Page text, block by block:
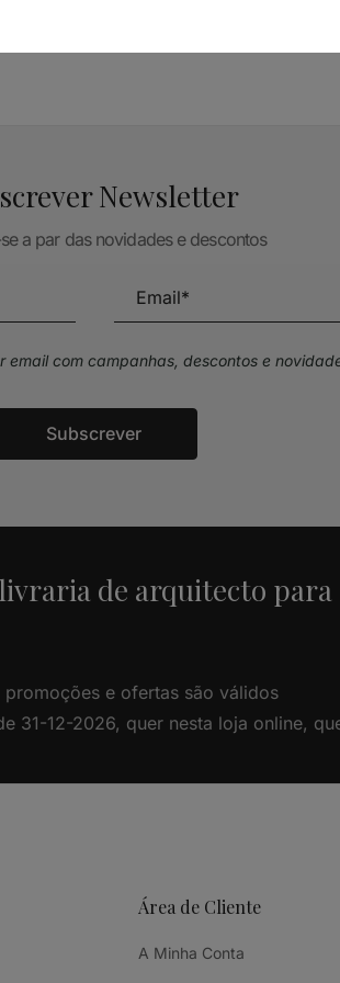
Newsletter
a par das novidades e descontos
email com campanhas, descontos e
Subscrever
de arquitecto
promoções e ofertas são válidos
31-12-2026, quer nesta loja online,
Área de Cliente
A Minha Conta